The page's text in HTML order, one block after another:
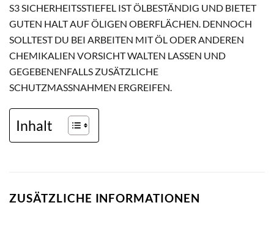
S3 SICHERHEITSSTIEFEL IST ÖLBESTÄNDIG UND BIETET
GUTEN HALT AUF ÖLIGEN OBERFLÄCHEN. DENNOCH
SOLLTEST DU BEI ARBEITEN MIT ÖL ODER ANDEREN
CHEMIKALIEN VORSICHT WALTEN LASSEN UND
GEGEBENENFALLS ZUSÄTZLICHE
SCHUTZMASSNAHMEN ERGREIFEN.
Inhalt
ZUSÄTZLICHE INFORMATIONEN